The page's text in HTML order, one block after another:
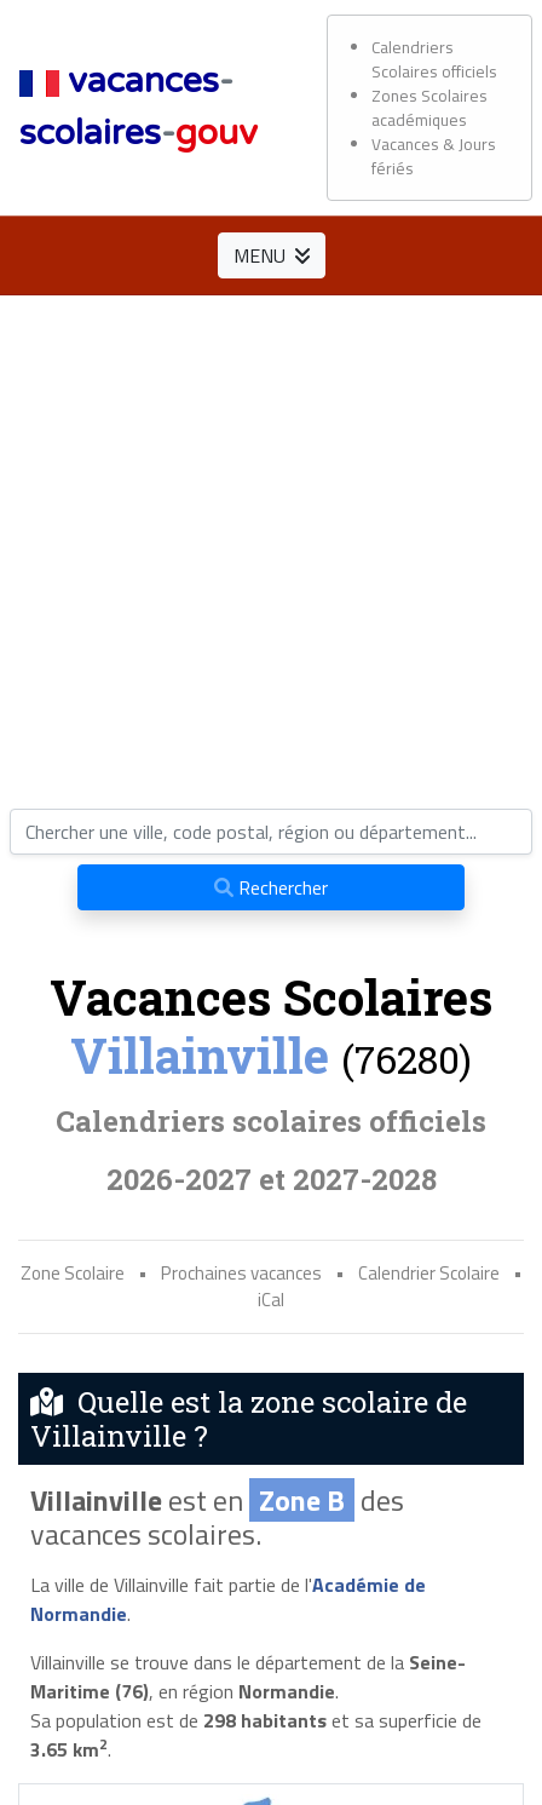
vacances-
scolaires-gouv
Calendriers
Scolaires officiels
Zones Scolaires
académiques
Vacances & Jours
fériés
MENU
Rechercher
Vacances Scolaires
Villainville (76280)
Calendriers scolaires officiels
2026-2027 et 2027-2028
Zone Scolaire • Prochaines vacances • Calendrier Scolaire
•
iCal
Quelle est la zone scolaire de
Villainville ?
Villainvilleest en Zone B des
vacances scolaires.
La ville de Villainville fait partie de l'Académie de
Normandie.
Villainville se trouve dans le département de la Seine-
Maritime (76), en région Normandie.
Sa population est de 298 habitantset sa superficie de
3.65 km2.